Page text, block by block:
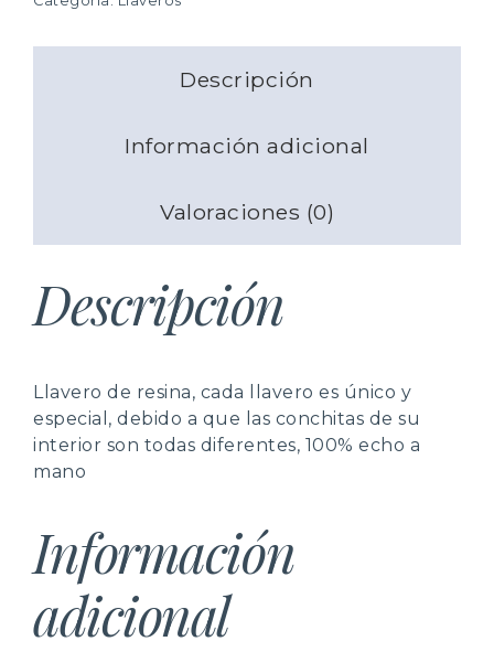
justificar la decisión ni penalización en forma de costes
Si desea realizar una devolución simplemente debe
contacto@caracolinaartesania.com.
Descripción
Información adicional
Valoraciones (0)
Descripción
Llavero de resina, cada llavero es único y
especial, debido a que las conchitas de su
interior son todas diferentes, 100% echo a
mano
Información
adicional